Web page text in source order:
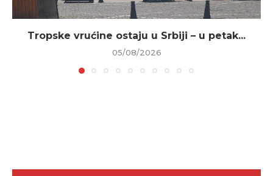
Tropske vrućine ostaju u Srbiji – u petak...
05/08/2026